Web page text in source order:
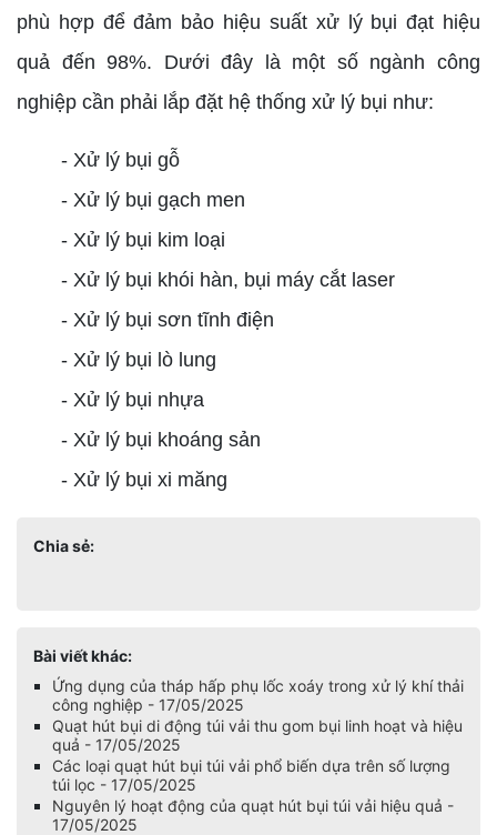
phù hợp để đảm bảo hiệu suất xử lý bụi đạt hiệu
quả đến 98%. Dưới đây là một số ngành công
nghiệp cần phải lắp đặt hệ thống xử lý bụi như:
- Xử lý bụi gỗ
- Xử lý bụi gạch men
- Xử lý bụi kim loại
- Xử lý bụi khói hàn, bụi máy cắt laser
- Xử lý bụi sơn tĩnh điện
- Xử lý bụi lò lung
- Xử lý bụi nhựa
- Xử lý bụi khoáng sản
- Xử lý bụi xi măng
Chia sẻ:
Bài viết khác:
Ứng dụng của tháp hấp phụ lốc xoáy trong xử lý khí thải
công nghiệp - 17/05/2025
Quạt hút bụi di động túi vải thu gom bụi linh hoạt và hiệu
quả - 17/05/2025
Các loại quạt hút bụi túi vải phổ biến dựa trên số lượng
túi lọc - 17/05/2025
Nguyên lý hoạt động của quạt hút bụi túi vải hiệu quả -
17/05/2025